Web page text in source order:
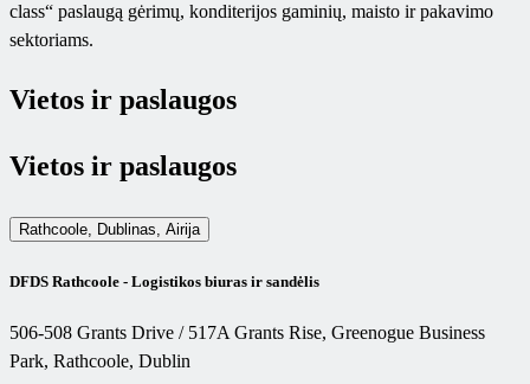
class“ paslaugą gėrimų, konditerijos gaminių, maisto ir pakavimo
sektoriams.
Vietos ir paslaugos
Vietos ir paslaugos
Rathcoole, Dublinas, Airija
DFDS Rathcoole - Logistikos biuras ir sandėlis
506-508 Grants Drive / 517A Grants Rise, Greenogue Business
Park, Rathcoole, Dublin